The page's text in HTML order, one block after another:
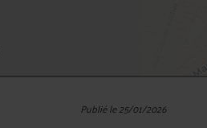
Publié le 25/01/2026